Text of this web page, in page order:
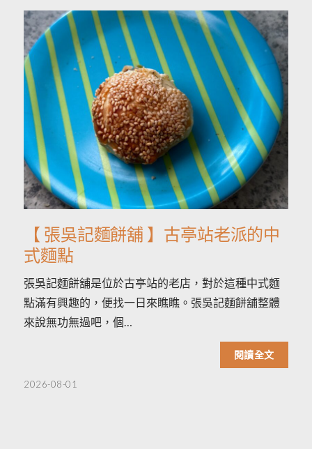
【 張吳記麵餅舖 】古亭站老派的中
式麵點
張吳記麵餅舖是位於古亭站的老店，對於這種中式麵
點滿有興趣的，便找一日來瞧瞧。張吳記麵餅舖整體
來說無功無過吧，個…
閱讀全文
2026-08-01